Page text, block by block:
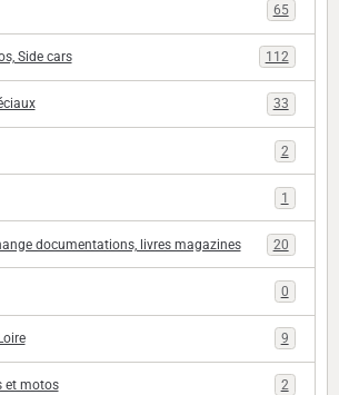
65
Side cars 112
33
2
1
documentations, livres magazines 20
0
9
et motos 2